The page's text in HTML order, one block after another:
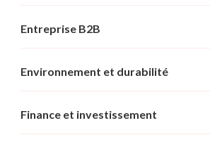
Entreprise B2B
Environnement et durabilité
Finance et investissement